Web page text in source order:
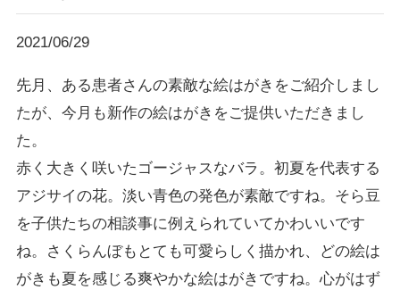
2021/06/29
先月、ある患者さんの素敵な絵はがきをご紹介しまし
たが、今月も新作の絵はがきをご提供いただきまし
た。
赤く大きく咲いたゴージャスなバラ。初夏を代表する
アジサイの花。淡い青色の発色が素敵ですね。そら豆
を子供たちの相談事に例えられていてかわいいです
ね。さくらんぼもとても可愛らしく描かれ、どの絵は
がきも夏を感じる爽やかな絵はがきですね。心がはず